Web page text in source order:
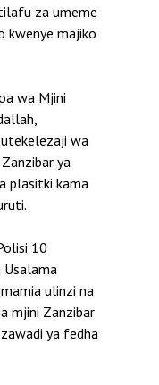
za umeme
kwenye majiko
wa Mjini
wa
ya
plasitki kama
10
ulinzi na
mjini Zanzibar
ya fedha